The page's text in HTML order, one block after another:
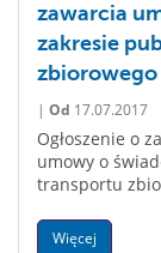
zawarcia
zakresie
zbiorowego
| Od 17.07.2017
Ogłoszenie o
umowy o
transportu
Więcej